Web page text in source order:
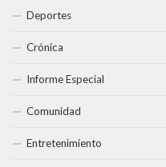
Deportes
Crónica
Informe Especial
Comunidad
Entretenimiento